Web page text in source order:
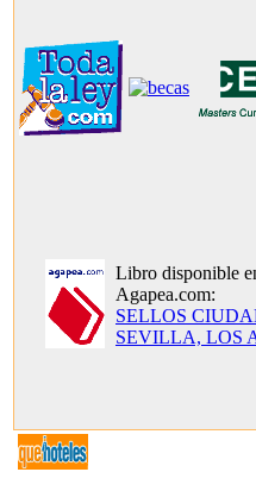
Libro disponible
Agapea.com:
SELLOS
SEVILLA, LOS